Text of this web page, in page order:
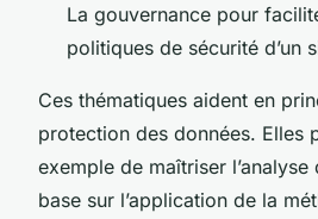
La gouvernance pour
politiques de sécurité d’un
Ces thématiques aident en
protection des données. Elles
exemple de maîtriser
base sur l’application de la